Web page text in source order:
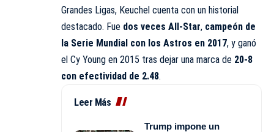
Grandes Ligas, Keuchel cuenta con un historial
destacado. Fue dos veces All-Star, campeón de
la Serie Mundial con los Astros en 2017, y ganó
el Cy Young en 2015 tras dejar una marca de 20-8
con efectividad de 2.48.
Leer Más
Trump impone un